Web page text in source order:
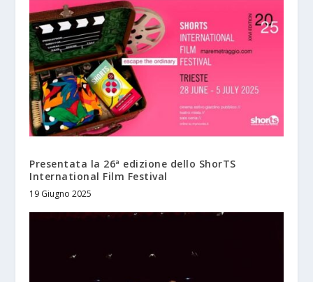
Presentata la 26ª edizione dello ShorTS
International Film Festival
19 Giugno 2025